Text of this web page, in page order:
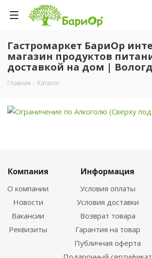
Гастромаркет БариОр
магазин продуктов
доставкой на дом |
Главная - Каталог
Компания
О компании
Новости
Вакансии
Реквизиты
Информация
Условия оплаты
Условия доставки
Возврат товара
Гарантия на товар
Публичная оферта